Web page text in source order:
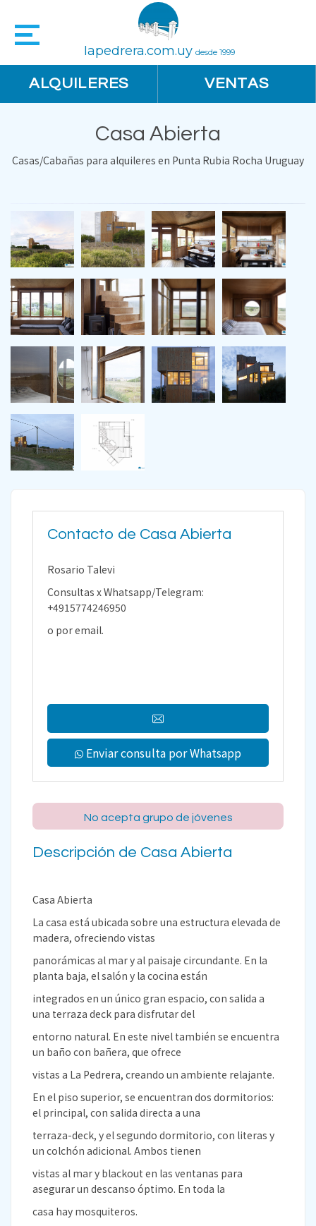
lapedrera.com.uy desde 1999
ALQUILERES VENTAS
Casa Abierta
Casas/Cabañas para alquileres en Punta Rubia Rocha Uruguay
Contacto de Casa Abierta
Rosario Talevi
Consultas x Whatsapp/Telegram:
+4915774246950
o por email.
Enviar consulta por Whatsapp
No acepta grupo de jóvenes
Descripción de Casa Abierta
Casa Abierta
La casa está ubicada sobre una estructura elevada de
madera, ofreciendo vistas
panorámicas al mar y al paisaje circundante. En la
planta baja, el salón y la cocina están
integrados en un único gran espacio, con salida a
una terraza deck para disfrutar del
entorno natural. En este nivel también se encuentra
un baño con bañera, que ofrece
vistas a La Pedrera, creando un ambiente relajante.
En el piso superior, se encuentran dos dormitorios:
el principal, con salida directa a una
terraza-deck, y el segundo dormitorio, con literas y
un colchón adicional. Ambos tienen
vistas al mar y blackout en las ventanas para
asegurar un descanso óptimo. En toda la
casa hay mosquiteros.